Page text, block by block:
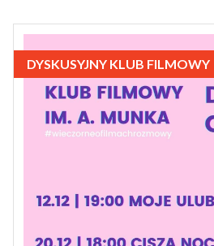
DYSKUSYJNY KLUB FILMOWY